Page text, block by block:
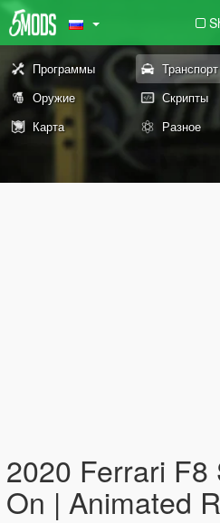
Программы Транспорт
Оружие
Скрипты
Карта
Разное
2020 Ferrari F8
On | Animated